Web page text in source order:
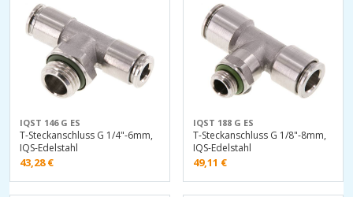
IQST 146 G ES
T-Steckanschluss G 1/4"-6mm,
IQS-Edelstahl
43,28€
IQST 188 G ES
T-Steckanschluss G 1/8"-8mm,
IQS-Edelstahl
49,11 €